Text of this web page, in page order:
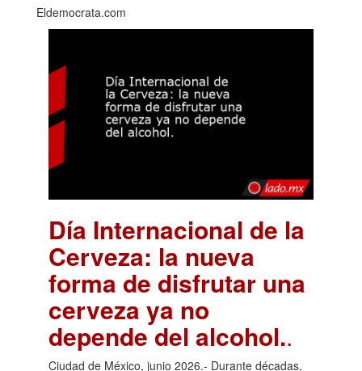
Eldemocrata.com
Día Internacional de la
Cerveza: la nueva
forma de disfrutar una
cerveza ya no
depende del alcohol..
Ciudad de México, junio 2026.- Durante décadas,